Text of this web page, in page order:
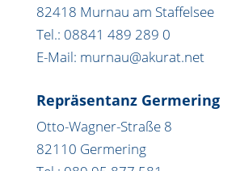
82418 Murnau am Staffelsee
Tel.: 08841 489 289 0
E-Mail: murnau@akurat.net
Repräsentanz Germering
Otto-Wagner-Straße 8
82110 Germering